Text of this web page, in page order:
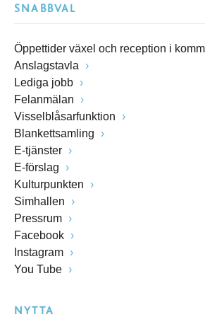
SNABBVAL
Öppettider växel och reception i
Anslagstavla
Lediga jobb
Felanmälan
Visselblåsarfunktion
Blankettsamling
E-tjänster
E-förslag
Kulturpunkten
Simhallen
Pressrum
Facebook
Instagram
You Tube
NYTTA